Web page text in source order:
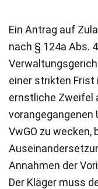
Ein Antrag auf
nach § 124a Abs.
einer strikten Frist
ernstliche Zweifel
vorangegangenen
VwGO zu
Annahmen der
Der Kläger muss